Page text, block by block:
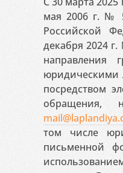
мая 2006 г. №
Российской
декабря 2024
юридическими
посредством
обращения,
том числе
письменной